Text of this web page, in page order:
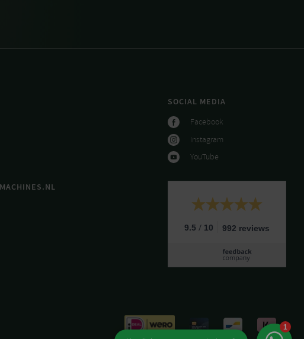
SOCIAL MEDIA
Facebook
Instagram
YouTube
9.5 / 10 992 reviews